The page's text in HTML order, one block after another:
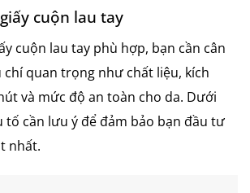
cuộn lau tay
cuộn lau tay phù hợp, bạn cần cân
quan trọng như chất liệu, kích
và mức độ an toàn cho da. Dưới
tố cần lưu ý để đảm bảo bạn đầu tư
nhất.